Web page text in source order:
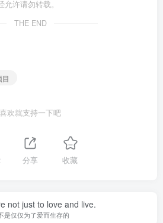
许请勿转载。
THE END
喜欢就支持一下吧
分享 收藏
not just to love and live.
是仅仅为了爱而生存的